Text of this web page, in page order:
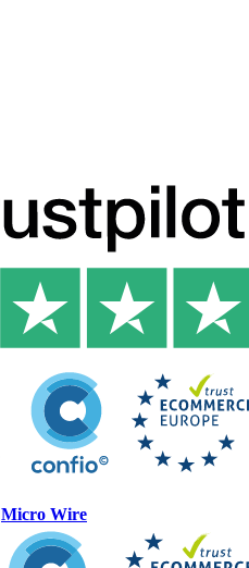
Micro Wire